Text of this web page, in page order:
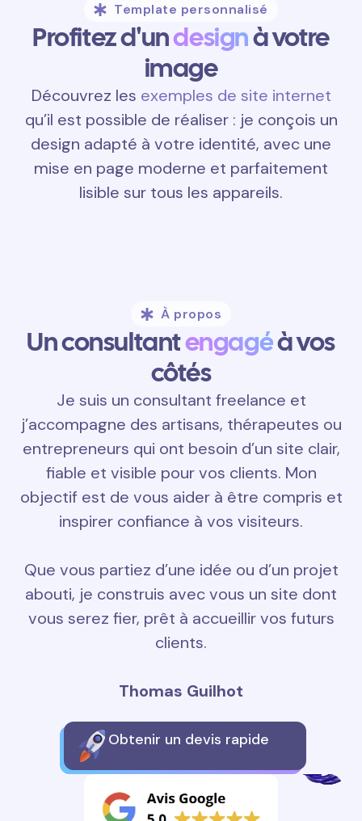
Template personnalisé
Profitez d'undesignà votre
image
Découvrez les exemples de site internet
qu’il est possible de réaliser : je conçois un
design adapté à votre identité, avec une
mise en page moderne et parfaitement
lisible sur tous les appareils.
À propos
Un consultantengagéà vos
côtés
Je suis un consultant freelance et
j’accompagne des artisans, thérapeutes ou
entrepreneurs qui ont besoin d’un site clair,
fiable et visible pour vos clients. Mon
objectif est de vous aider à être compris et
inspirer confiance à vos visiteurs.
Que vous partiez d’une idée ou d’un projet
abouti, je construis avec vous un site dont
vous serez fier, prêt à accueillir vos futurs
clients.
Thomas Guilhot
Obtenir un devis rapide